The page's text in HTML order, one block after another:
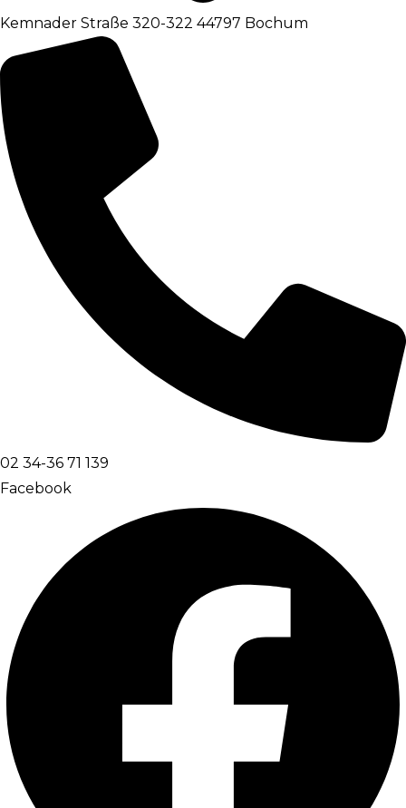
Kemnader Straße 320-322 44797 Bochum
02 34-36 71 139
Facebook